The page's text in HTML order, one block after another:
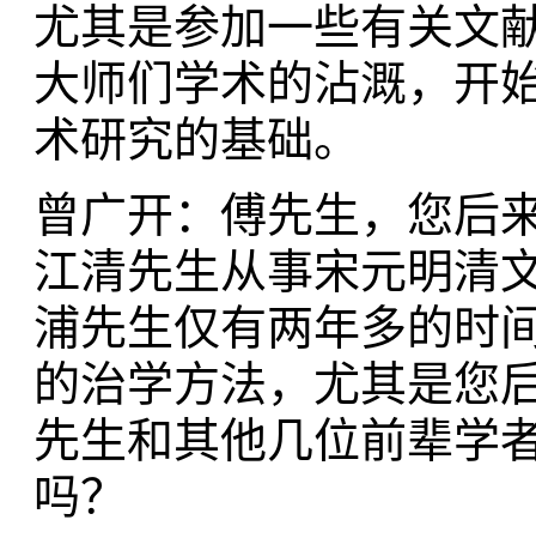
尤其是参加一些有关文
大师们学术的沾溉，开
术研究的基础。
曾广开：傅先生，您后
江清先生从事宋元明清
浦先生仅有两年多的时
的治学方法，尤其是您
先生和其他几位前辈学
吗？